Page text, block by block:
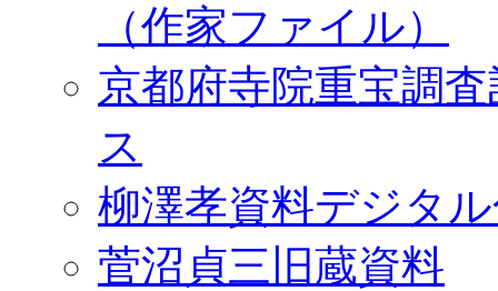
（作家ファイル）
京都府寺院重宝調
ス
柳澤孝資料デジタ
菅沼貞三旧蔵資料